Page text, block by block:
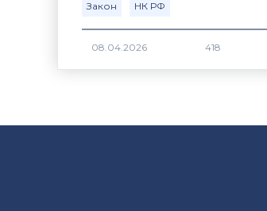
Закон НК РФ
418